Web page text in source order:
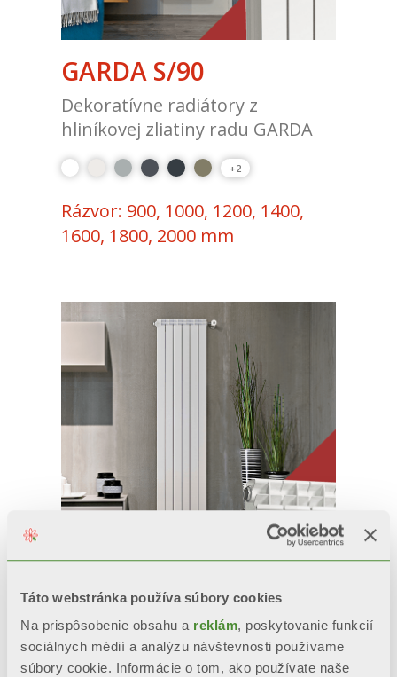
Táto webstránka používa súbory cookies
Na prispôsobenie obsahu a reklám, poskytovanie funkcií
sociálnych médií a analýzu návštevnosti používame
súbory cookie. Informácie o tom, ako používate naše
GARDA S/90
Dekoratívne radiátory z
hliníkovej zliatiny radu GARDA
+2
Rázvor: 900, 1000, 1200, 1400,
1600, 1800, 2000 mm
GARDA DUAL 80
Dekoratívne radiátory z
hliníkovej zliatiny radu GARDA